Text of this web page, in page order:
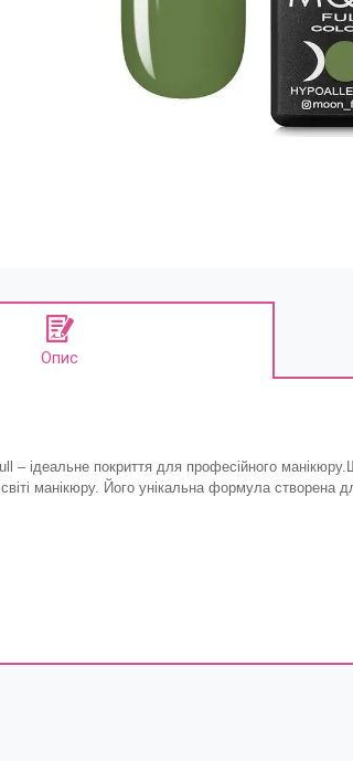
Опис
– ідеальне покриття для професійного
манікюру. Його унікальна формула створена